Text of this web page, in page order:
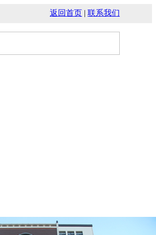
返回首页 | 联系我们